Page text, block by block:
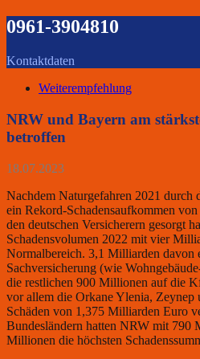
0961-3904810
Kontaktdaten
Weiterempfehlung
NRW und Bayern am
betroffen
18.07.2023
Nachdem Naturgefahren 2021 durch
ein Rekord-Schadensaufkommen
den deutschen Versicherern gesorgt
Schadensvolumen 2022 mit vier
Normalbereich. 3,1 Milliarden davon
Sachversicherung (wie
die restlichen 900 Millionen auf die
vor allem die Orkane Ylenia, Zeynep
Schäden von 1,375 Milliarden Euro
Bundesländern hatten NRW mit 790
Millionen die höchsten